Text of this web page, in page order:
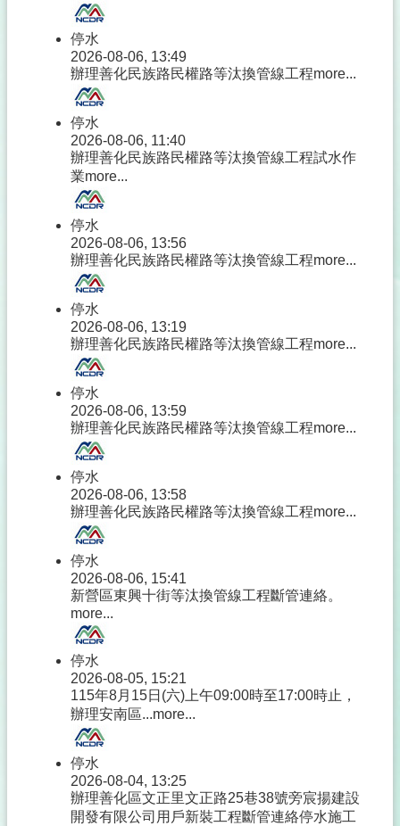
停水
2026-08-06, 13:49
辦理善化民族路民權路等汰換管線工程more...
停水
2026-08-06, 11:40
辦理善化民族路民權路等汰換管線工程試水作
業more...
停水
2026-08-06, 13:56
辦理善化民族路民權路等汰換管線工程more...
停水
2026-08-06, 13:19
辦理善化民族路民權路等汰換管線工程more...
停水
2026-08-06, 13:59
辦理善化民族路民權路等汰換管線工程more...
停水
2026-08-06, 13:58
辦理善化民族路民權路等汰換管線工程more...
停水
2026-08-06, 15:41
新營區東興十街等汰換管線工程斷管連絡。
more...
停水
2026-08-05, 15:21
115年8月15日(六)上午09:00時至17:00時止，
辦理安南區...more...
停水
2026-08-04, 13:25
辦理善化區文正里文正路25巷38號旁宸揚建設
開發有限公司用戶新裝工程斷管連絡停水施工